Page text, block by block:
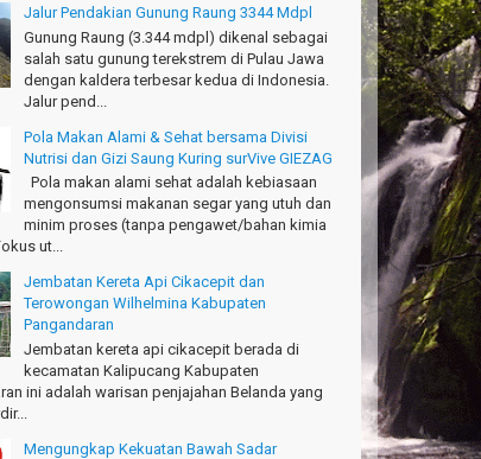
Japan
Japan
Jalur Pendakian Gunung Raung 3344 Mdpl
Gunung Raung (3.344 mdpl) dikenal sebagai
salah satu gunung terekstrem di Pulau Jawa
dengan kaldera terbesar kedua di Indonesia.
Jalur pend...
Pola Makan Alami & Sehat bersama Divisi
Nutrisi dan Gizi Saung Kuring surVive GIEZAG
Pola makan alami sehat adalah kebiasaan
mengonsumsi makanan segar yang utuh dan
minim proses (tanpa pengawet/bahan kimia
ut...
Jembatan Kereta Api Cikacepit dan
Terowongan Wilhelmina Kabupaten
Pangandaran
Jembatan kereta api cikacepit berada di
kecamatan Kalipucang Kabupaten
ini adalah warisan penjajahan Belanda yang
Mengungkap Kekuatan Bawah Sadar